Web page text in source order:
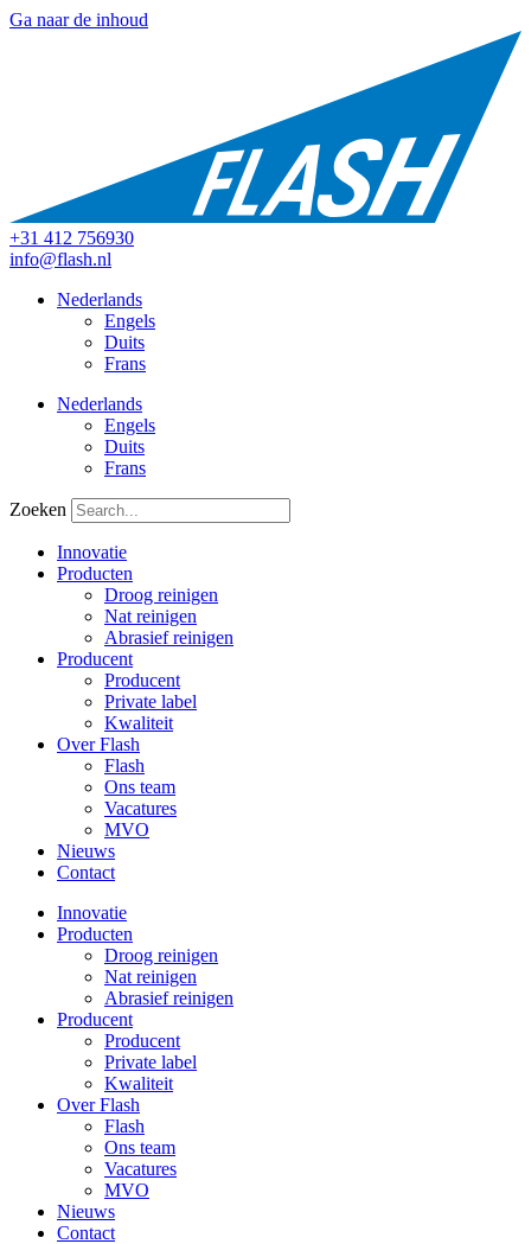
Ga naar de inhoud
+31 412 756930
info@flash.nl
Nederlands
Engels
Duits
Frans
Nederlands
Engels
Duits
Frans
Zoeken
Innovatie
Producten
Droog reinigen
Nat reinigen
Abrasief reinigen
Producent
Producent
Private label
Kwaliteit
Over Flash
Flash
Ons team
Vacatures
MVO
Nieuws
Contact
Innovatie
Producten
Droog reinigen
Nat reinigen
Abrasief reinigen
Producent
Producent
Private label
Kwaliteit
Over Flash
Flash
Ons team
Vacatures
MVO
Nieuws
Contact